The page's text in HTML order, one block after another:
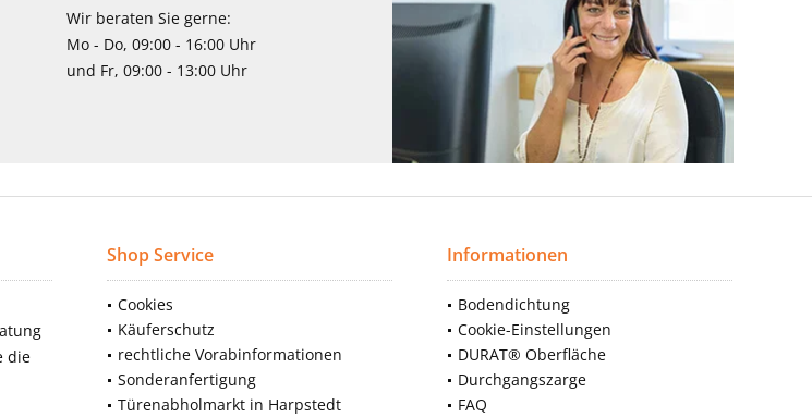
Wir beraten Sie gerne:
Mo - Do, 09:00 - 16:00 Uhr
und Fr, 09:00 - 13:00 Uhr
die
Shop Service
Cookies
Käuferschutz
rechtliche Vorabinformationen
Sonderanfertigung
Türenabholmarkt in Harpstedt
Informationen
Bodendichtung
Cookie-Einstellungen
DURAT® Oberfläche
Durchgangszarge
FAQ